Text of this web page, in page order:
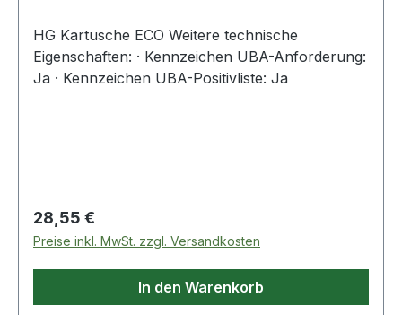
HG Kartusche ECO Weitere technische
Eigenschaften: · Kennzeichen UBA-Anforderung:
Ja · Kennzeichen UBA-Positivliste: Ja
Regulärer Preis:
28,55 €
Preise inkl. MwSt. zzgl. Versandkosten
In den Warenkorb